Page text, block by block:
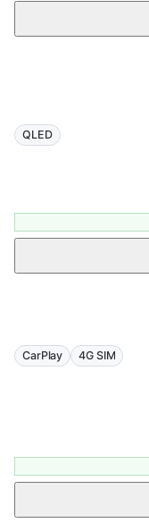
QLED
CarPlay 4G SIM